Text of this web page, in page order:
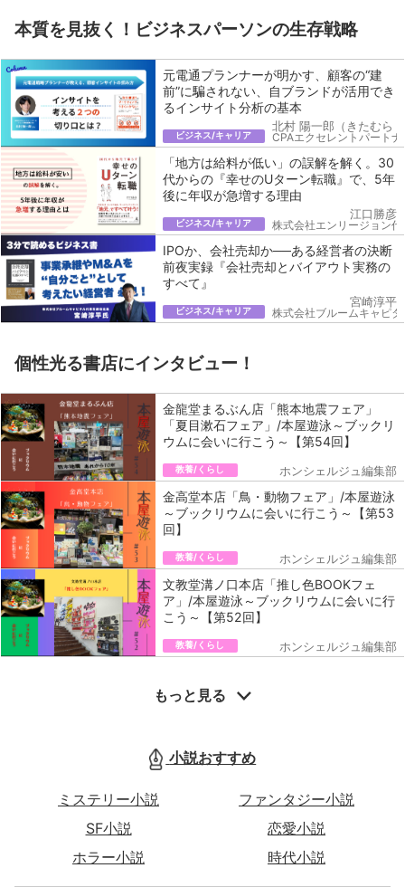
本質を見抜く！ビジネスパーソンの生存戦略
元電通プランナーが明かす、顧客の“建
前”に騙されない、自ブランドが活用でき
るインサイト分析の基本
ビジネス/キャリア
北村 陽一郎（きたむら
CPAエクセレントパート
「地方は給料が低い」の誤解を解く。30
代からの『幸せのUターン転職』で、5年
後に年収が急増する理由
ビジネス/キャリア
江口勝彦
株式会社エンリージョン代
IPOか、会社売却か──ある経営者の決断
前夜実録『会社売却とバイアウト実務の
すべて』
ビジネス/キャリア
宮崎淳平
株式会社ブルームキャピ
個性光る書店にインタビュー！
金龍堂まるぶん店「熊本地震フェア」
「夏目漱石フェア」/本屋遊泳～ブックリ
ウムに会いに行こう～【第54回】
教養/くらし ホンシェルジュ編集部
金高堂本店「鳥・動物フェア」/本屋遊泳
～ブックリウムに会いに行こう～【第53
回】
教養/くらし ホンシェルジュ編集部
文教堂溝ノ口本店「推し色BOOKフェ
ア」/本屋遊泳～ブックリウムに会いに行
こう～【第52回】
教養/くらし ホンシェルジュ編集部
もっと見る
小説おすすめ
ミステリー小説
ファンタジー小説
SF小説
恋愛小説
ホラー小説
時代小説